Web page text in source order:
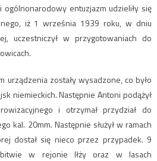
ogólnonarodowy entuzjazm udzieliły się
iż 1 września 1939 roku, w dniu
uczestniczył w przygotowaniach do
urządzenia zostały wysadzone, co było
niemieckich. Następnie Antoni podążył
i otrzymał przydział do
kal. 20mm. Następnie służył w ramach
dostał się nieco przez przypadek. 9
w rejonie Iłży oraz w lasach